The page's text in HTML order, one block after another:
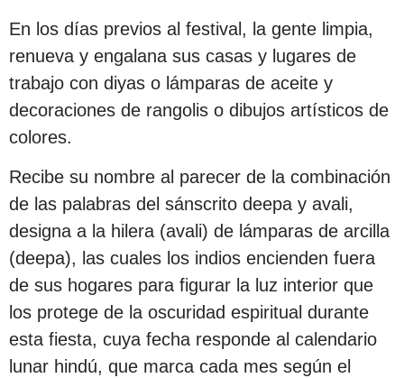
En los días previos al festival, la gente limpia,
renueva y engalana sus casas y lugares de
trabajo con diyas o lámparas de aceite y
decoraciones de rangolis o dibujos artísticos de
colores.
Recibe su nombre al parecer de la combinación
de las palabras del sánscrito deepa y avali,
designa a la hilera (avali) de lámparas de arcilla
(deepa), las cuales los indios encienden fuera
de sus hogares para figurar la luz interior que
los protege de la oscuridad espiritual durante
esta fiesta, cuya fecha responde al calendario
lunar hindú, que marca cada mes según el